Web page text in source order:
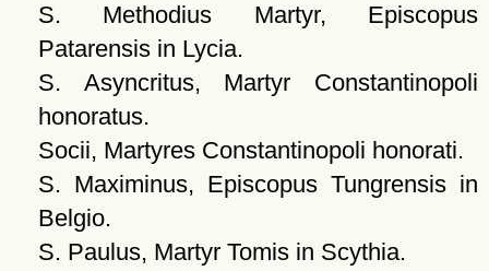
S. Methodius Martyr, Episcopus
Patarensis in Lycia.
S. Asyncritus, Martyr Constantinopoli
honoratus.
Socii, Martyres Constantinopoli honorati.
S. Maximinus, Episcopus Tungrensis in
Belgio.
S. Paulus, Martyr Tomis in Scythia.